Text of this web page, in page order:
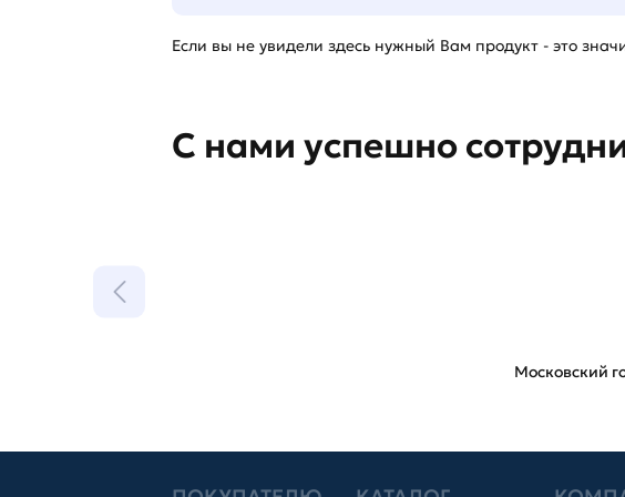
Если вы не увидели здесь нужный Вам продукт - это
С нами успешно
Московский